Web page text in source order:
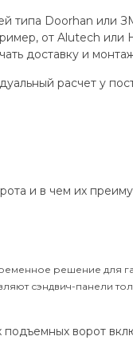
типа Doorhan или
от Alutech
доставку и
расчет у
и в чем их
решение для
сэндвич-
ворот